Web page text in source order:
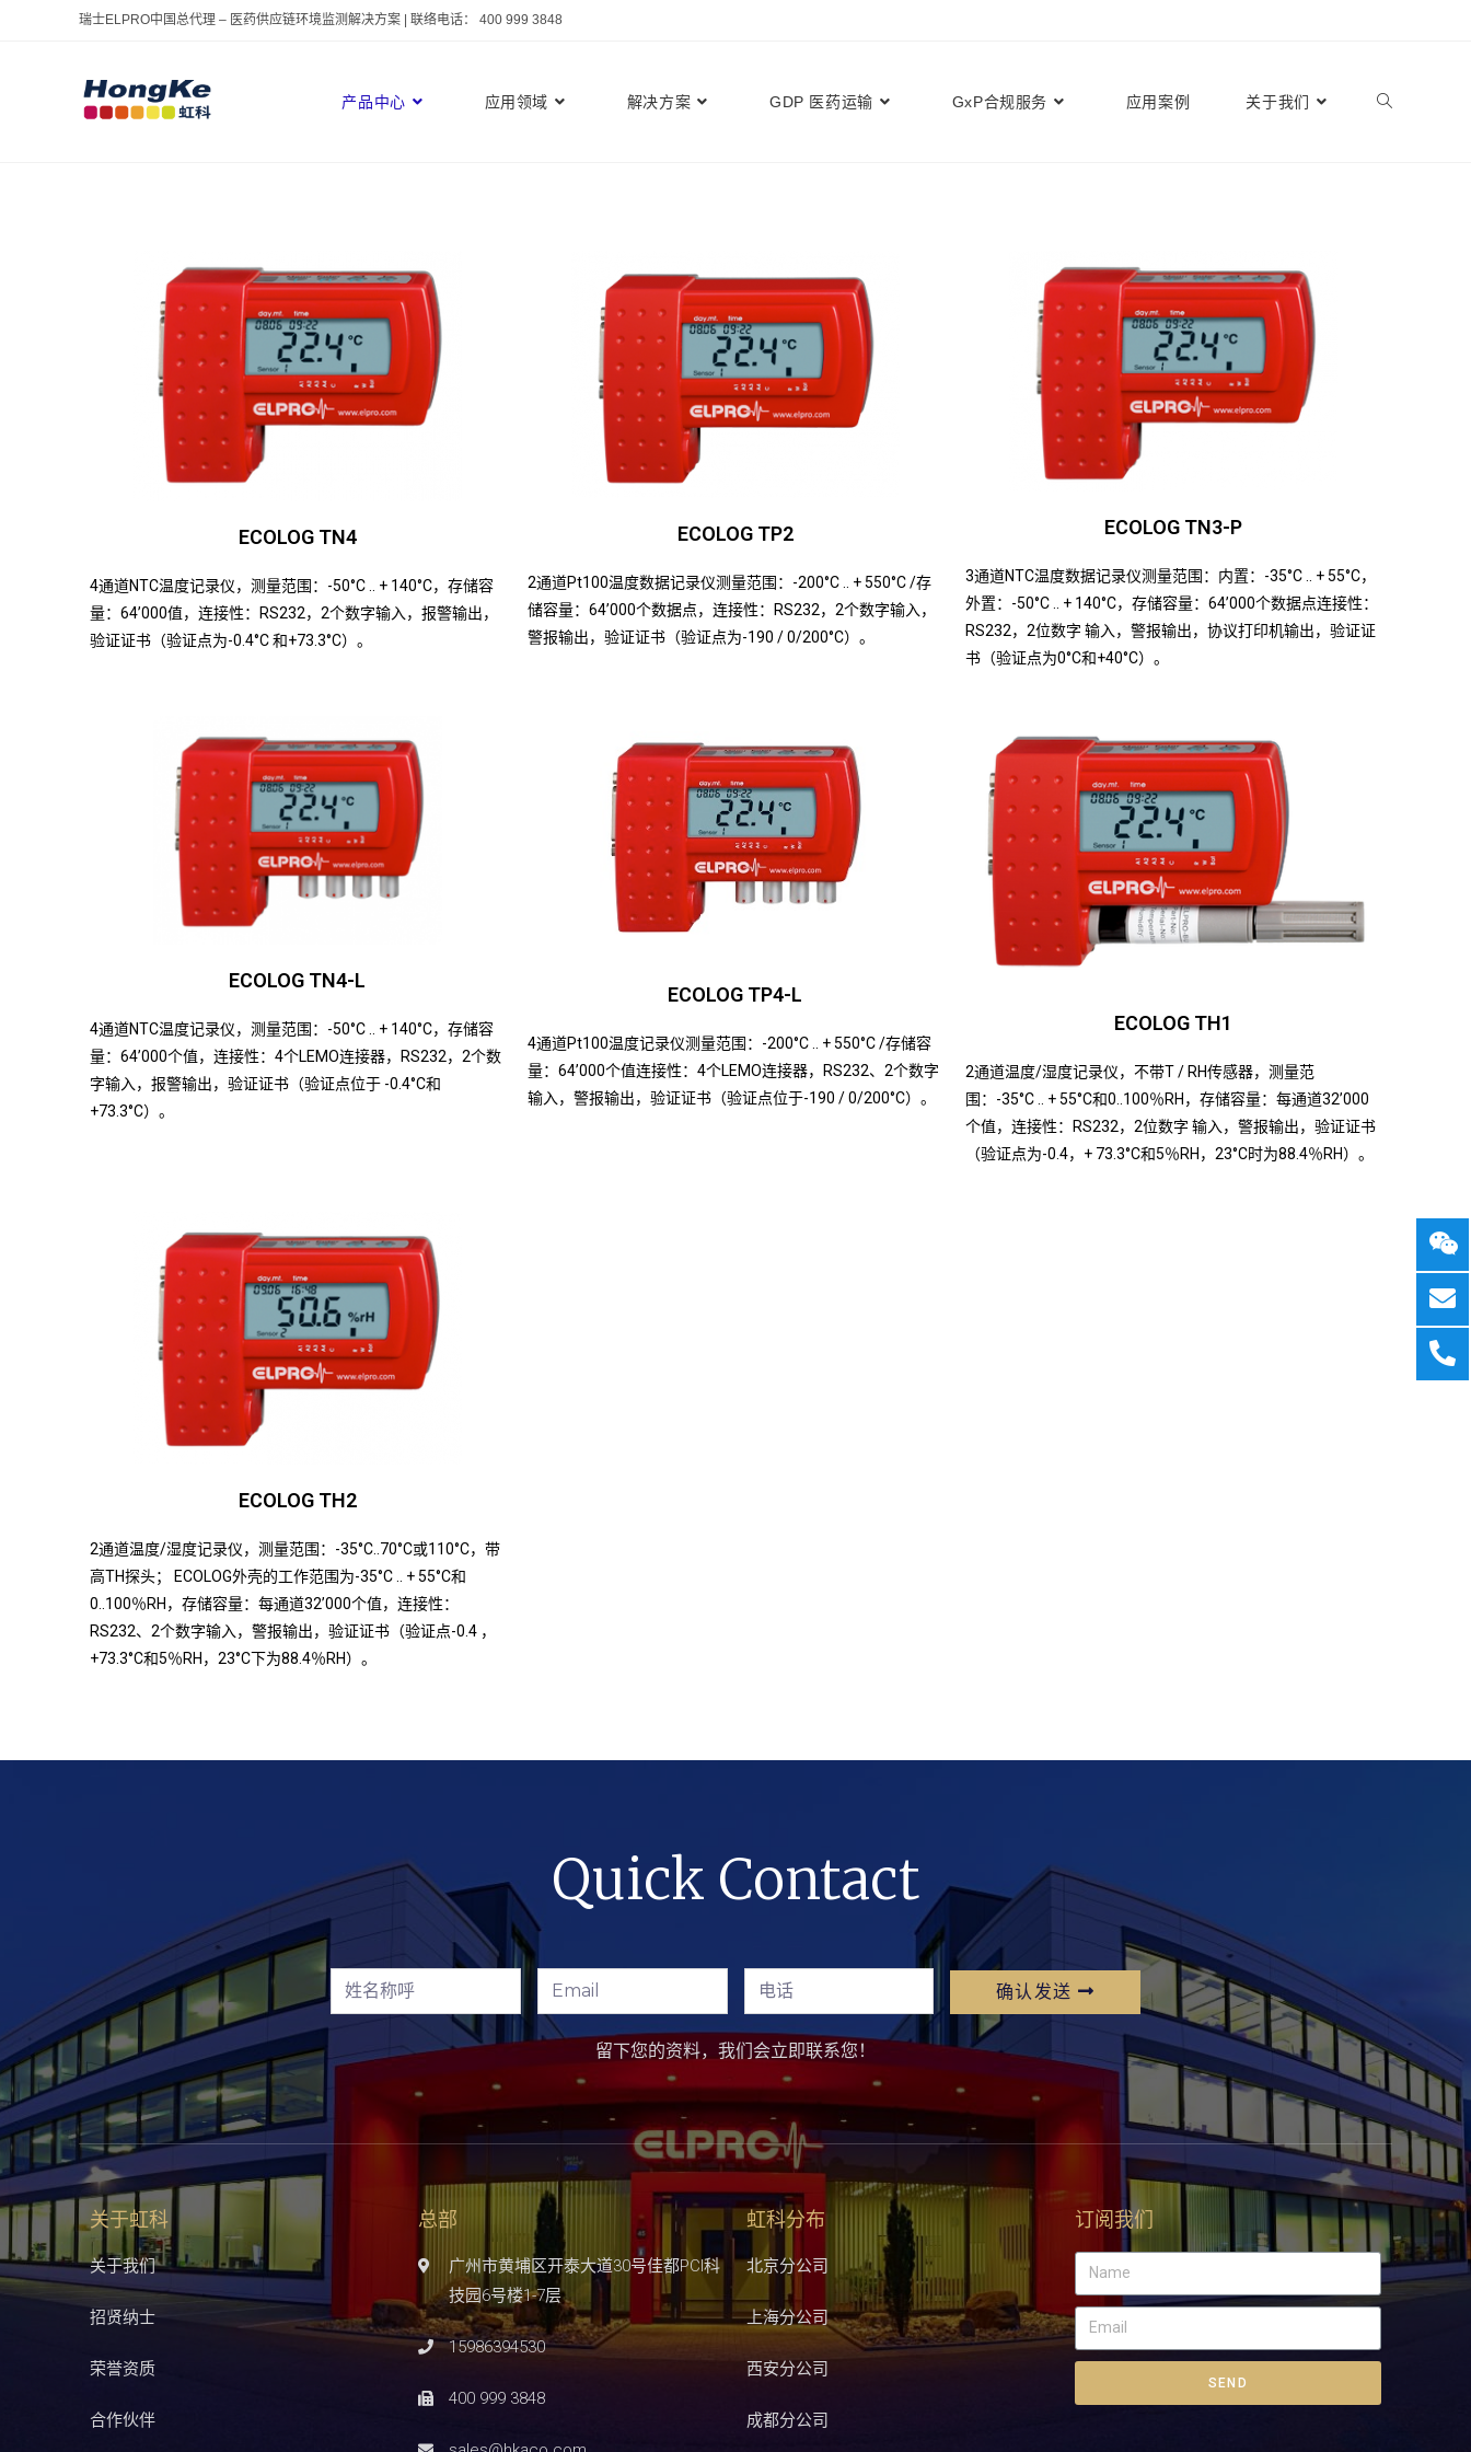
瑞士ELPRO中国总代理 – 医药供应链环境监测解决方案 | 联络电话： 400 999 3848
产品中心 应用领域 解决方案 GDP 医药运输 GxP合规服务 应用案例 关于我们
ECOLOG TN4
4通道NTC温度记录仪，测量范围：-50°C .. + 140°C，存储容
量：64’000值，连接性：RS232，2个数字输入，报警输出，
验证证书（验证点为-0.4°C 和+73.3°C）。
ECOLOG TP2
2通道Pt100温度数据记录仪测量范围：-200°C .. + 550°C /存
储容量：64’000个数据点，连接性：RS232，2个数字输入，
警报输出，验证证书（验证点为-190 / 0/200°C）。
ECOLOG TN3-P
3通道NTC温度数据记录仪测量范围：内置：-35°C .. + 55°C，
外置：-50°C .. + 140°C，存储容量：64’000个数据点连接性：
RS232，2位数字 输入，警报输出，协议打印机输出，验证证
书（验证点为0°C和+40°C）。
ECOLOG TN4-L
4通道NTC温度记录仪，测量范围：-50°C .. + 140°C，存储容
量：64’000个值，连接性：4个LEMO连接器，RS232，2个数
字输入，报警输出，验证证书（验证点位于 -0.4°C和
+73.3°C）。
ECOLOG TP4-L
4通道Pt100温度记录仪测量范围：-200°C .. + 550°C /存储容
量：64’000个值连接性：4个LEMO连接器，RS232、2个数字
输入，警报输出，验证证书（验证点位于-190 / 0/200°C）。
ECOLOG TH1
2通道温度/湿度记录仪，不带T / RH传感器，测量范
围：-35°C .. + 55°C和0..100％RH，存储容量：每通道32’000
个值，连接性：RS232，2位数字 输入，警报输出，验证证书
（验证点为-0.4，+ 73.3°C和5％RH，23°C时为88.4％RH）。
ECOLOG TH2
2通道温度/湿度记录仪，测量范围：-35°C..70°C或110°C，带
高TH探头； ECOLOG外壳的工作范围为-35°C .. + 55°C和
0..100％RH，存储容量：每通道32’000个值，连接性：
RS232、2个数字输入，警报输出，验证证书（验证点-0.4 ，
+73.3°C和5％RH，23°C下为88.4％RH）。
Quick Contact
确认发送
留下您的资料，我们会立即联系您！
关于虹科
关于我们
招贤纳士
荣誉资质
合作伙伴
总部
广州市黄埔区开泰大道30号佳都PCI科
技园6号楼1-7层
15986394530
400 999 3848
虹科分布
北京分公司
上海分公司
西安分公司
成都分公司
订阅我们
SEND